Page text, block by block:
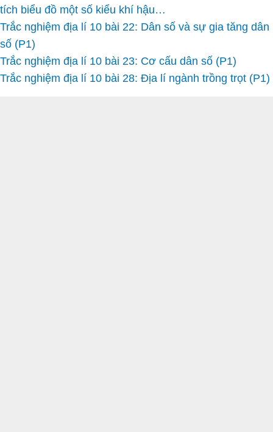
tích biểu đồ một số kiểu khí hậu…
Trắc nghiệm địa lí 10 bài 22: Dân số và sự gia tăng dân
số (P1)
Trắc nghiệm địa lí 10 bài 23: Cơ cấu dân số (P1)
Trắc nghiệm địa lí 10 bài 28: Địa lí ngành trồng trọt (P1)